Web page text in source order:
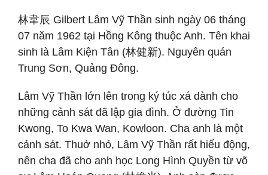
林韋辰 Gilbert Lâm Vỹ Thần sinh ngày 06 tháng
07 năm 1962 tại Hồng Kông thuộc Anh. Tên khai
sinh là Lâm Kiện Tân (林健新). Nguyên quán
Trung Sơn, Quảng Đông.
Lâm Vỹ Thần lớn lên trong ký túc xá dành cho
những cảnh sát đã lập gia đình. Ở đường Tin
Kwong, To Kwa Wan, Kowloon. Cha anh là một
cảnh sát. Thuở nhỏ, Lâm Vỹ Thần rất hiếu động,
nên cha đã cho anh học Long Hình Quyền từ võ